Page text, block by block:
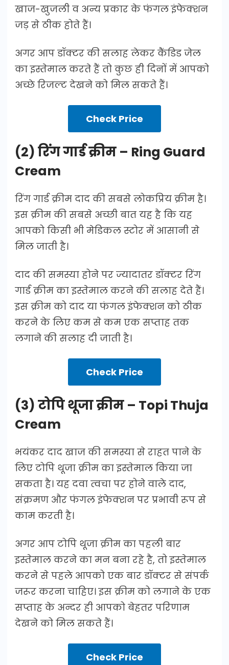
खाज-खुजली व अन्य प्रकार के फंगल इंफेक्शन
जड़ से ठीक होते हैं।
अगर आप डॉक्टर की सलाह लेकर कैंडिड जेल
का इस्तेमाल करते हैं तो कुछ ही दिनों में आपको
अच्छे रिजल्ट देखने को मिल सकते हैं।
Check Price
(2) रिंग गार्ड क्रीम – Ring Guard
Cream
रिंग गार्ड क्रीम दाद की सबसे लोकप्रिय क्रीम है।
इस क्रीम की सबसे अच्छी बात यह है कि यह
आपको किसी भी मेडिकल स्टोर में आसानी से
मिल जाती है।
दाद की समस्या होने पर ज्यादातर डॉक्टर रिंग
गार्ड क्रीम का इस्तेमाल करने की सलाह देते हैं।
इस क्रीम को दाद या फंगल इंफेक्शन को ठीक
करने के लिए कम से कम एक सप्ताह तक
लगाने की सलाह दी जाती है।
Check Price
(3) टोपि थूजा क्रीम – Topi Thuja
Cream
भयंकर दाद खाज की समस्या से राहत पाने के
लिए टोपि थूजा क्रीम का इस्तेमाल किया जा
सकता है। यह दवा त्वचा पर होने वाले दाद,
संक्रमण और फंगल इंफेक्शन पर प्रभावी रूप से
काम करती है।
अगर आप टोपि थूजा क्रीम का पहली बार
इस्तेमाल करने का मन बना रहे है, तो इस्तेमाल
करने से पहले आपको एक बार डॉक्टर से संपर्क
जरूर करना चाहिए। इस क्रीम को लगाने के एक
सप्ताह के अन्दर ही आपको बेहतर परिणाम
देखने को मिल सकते हैं।
Check Price